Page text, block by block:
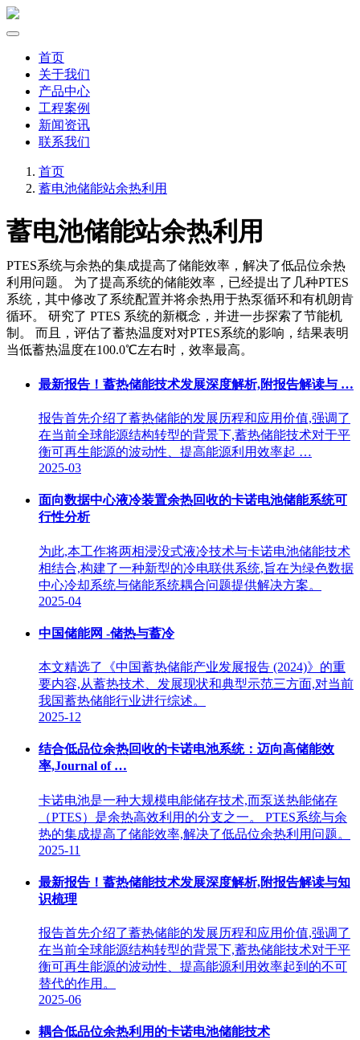
首页
关于我们
产品中心
工程案例
新闻资讯
联系我们
首页
蓄电池储能站余热利用
蓄电池储能站余热利用
PTES系统与余热的集成提高了储能效率，解决了低品位余热
利用问题。 为了提高系统的储能效率，已经提出了几种PTES
系统，其中修改了系统配置并将余热用于热泵循环和有机朗肯
循环。 研究了 PTES 系统的新概念，并进一步探索了节能机
制。 而且，评估了蓄热温度对对PTES系统的影响，结果表明
当低蓄热温度在100.0℃左右时，效率最高。
最新报告！蓄热储能技术发展深度解析,附报告解读与 …
报告首先介绍了蓄热储能的发展历程和应用价值,强调了
在当前全球能源结构转型的背景下,蓄热储能技术对于平
衡可再生能源的波动性、提高能源利用效率起 …
2025-03
面向数据中心液冷装置余热回收的卡诺电池储能系统可
行性分析
为此,本工作将两相浸没式液冷技术与卡诺电池储能技术
相结合,构建了一种新型的冷电联供系统,旨在为绿色数据
中心冷却系统与储能系统耦合问题提供解决方案。
2025-04
中国储能网 -储热与蓄冷
本文精选了《中国蓄热储能产业发展报告 (2024)》的重
要内容,从蓄热技术、发展现状和典型示范三方面,对当前
我国蓄热储能行业进行综述。
2025-12
结合低品位余热回收的卡诺电池系统：迈向高储能效
率,Journal of …
卡诺电池是一种大规模电能储存技术,而泵送热能储存
（PTES）是余热高效利用的分支之一。 PTES系统与余
热的集成提高了储能效率,解决了低品位余热利用问题。
2025-11
最新报告！蓄热储能技术发展深度解析,附报告解读与知
识梳理
报告首先介绍了蓄热储能的发展历程和应用价值,强调了
在当前全球能源结构转型的背景下,蓄热储能技术对于平
衡可再生能源的波动性、提高能源利用效率起到的不可
替代的作用。
2025-06
耦合低品位余热利用的卡诺电池储能技术